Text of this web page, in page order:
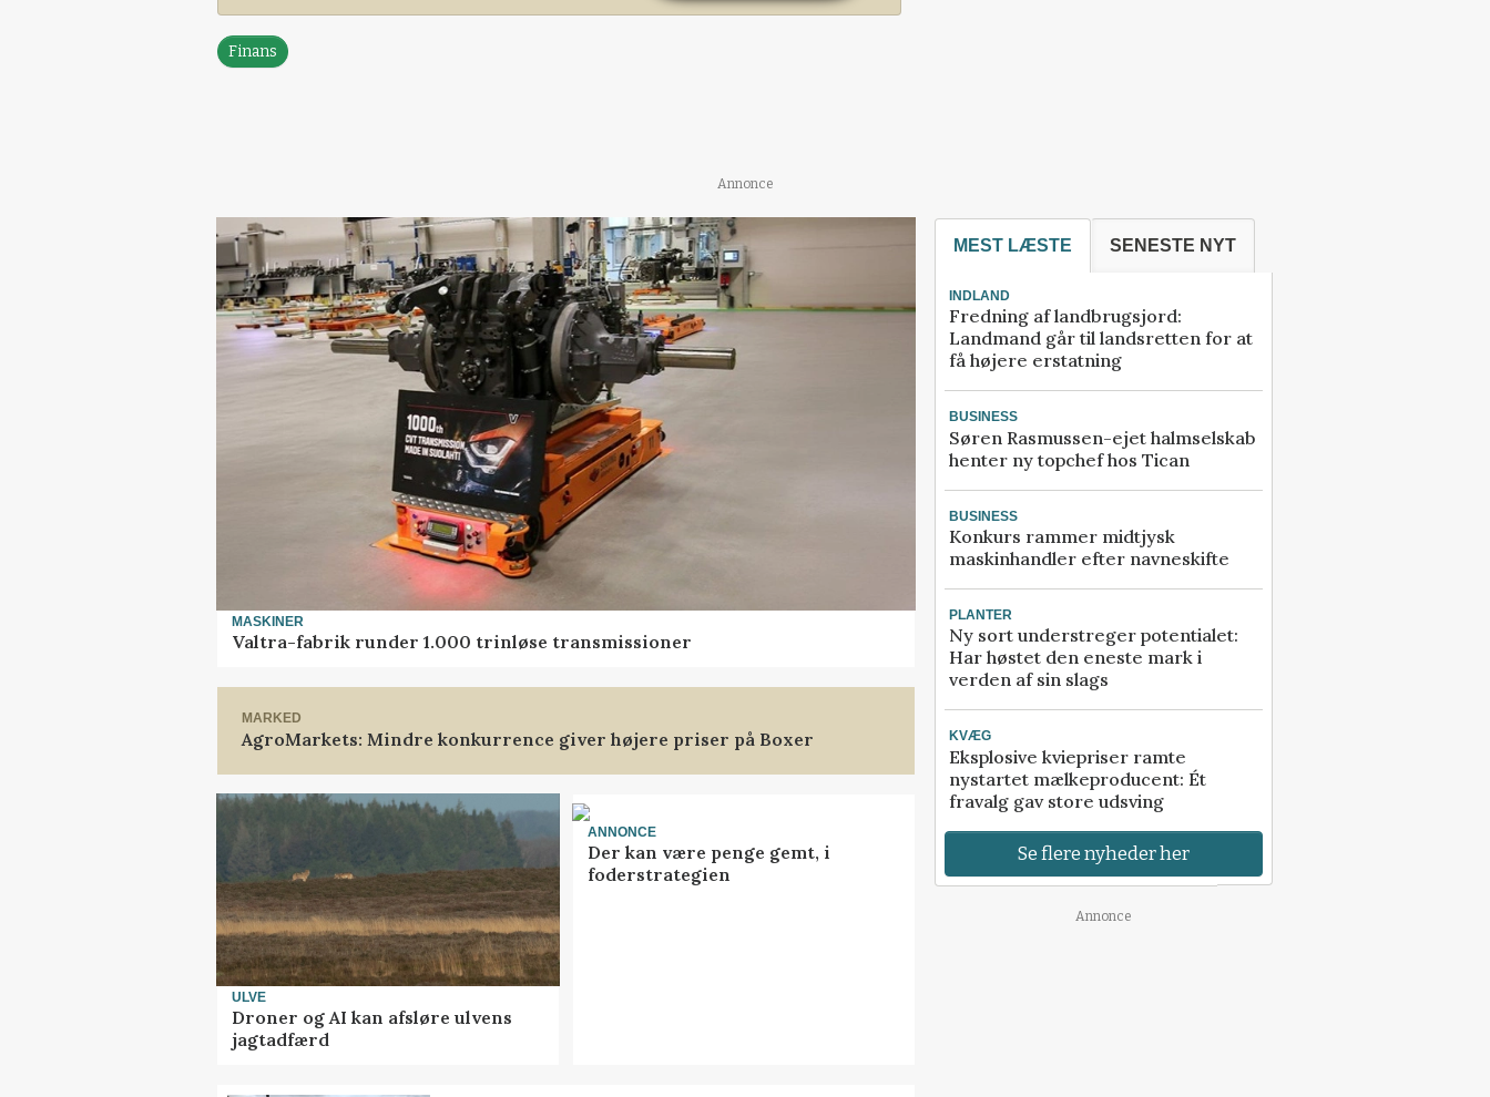
Finans
Annonce
MASKINER
Valtra-fabrik runder 1.000 trinløse transmissioner
MARKED
AgroMarkets: Mindre konkurrence giver højere priser på Boxer
ULVE
Droner og AI kan afsløre ulvens
jagtadfærd
ANNONCE
Der kan være penge gemt, i
foderstrategien
MEST LÆSTE SENESTE NYT
INDLAND
Fredning af landbrugsjord:
Landmand går til landsretten for at
få højere erstatning
BUSINESS
Søren Rasmussen-ejet halmselskab
henter ny topchef hos Tican
BUSINESS
Konkurs rammer midtjysk
maskinhandler efter navneskifte
PLANTER
Ny sort understreger potentialet:
Har høstet den eneste mark i
verden af sin slags
KVÆG
Eksplosive kviepriser ramte
nystartet mælkeproducent: Ét
fravalg gav store udsving
Se flere nyheder her
Annonce